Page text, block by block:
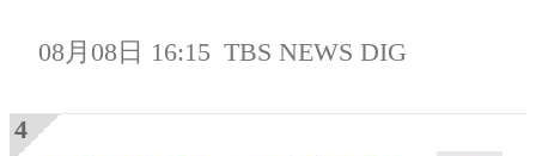
08月08日 16:15 TBS NEWS DIG